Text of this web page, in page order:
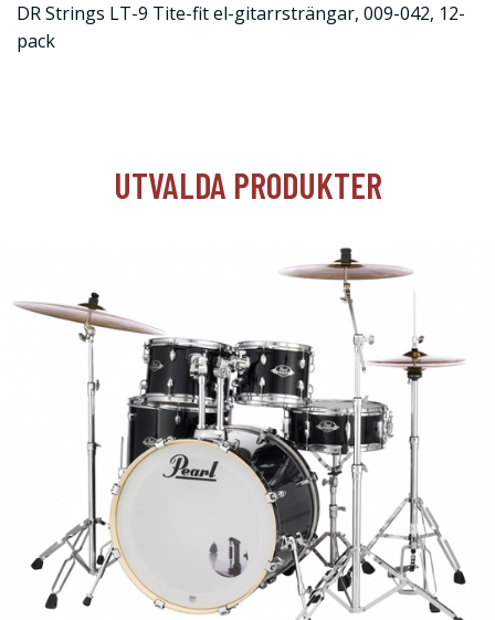
DR Strings LT-9 Tite-fit el-gitarrsträngar, 009-042, 12-
pack
UTVALDA PRODUKTER